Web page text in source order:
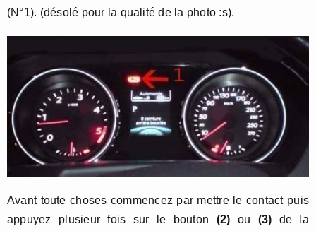
(N°1). (désolé pour la qualité de la photo :s).
Avant toute choses commencez par mettre le contact puis
appuyez plusieur fois sur le bouton (2) ou (3) de la